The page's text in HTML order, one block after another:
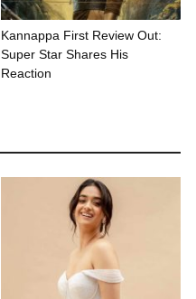
Kannappa First Review Out:
Super Star Shares His
Reaction